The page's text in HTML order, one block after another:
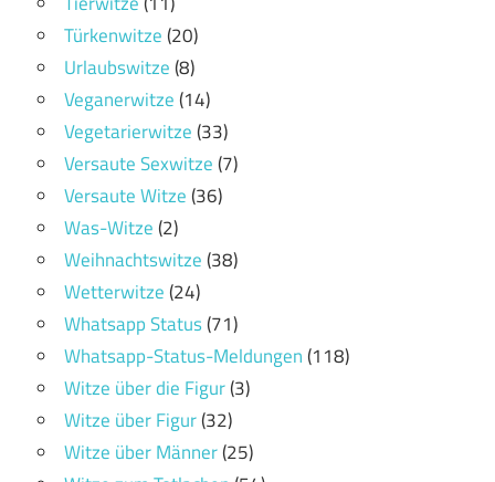
Türkenwitze(20)
Urlaubswitze(8)
Veganerwitze(14)
Vegetarierwitze(33)
Versaute Sexwitze(7)
Versaute Witze(36)
Was-Witze(2)
Weihnachtswitze(38)
Wetterwitze(24)
Whatsapp Status(71)
Whatsapp-Status-Meldungen(118)
Witze über die Figur(3)
Witze über Figur(32)
Witze über Männer(25)